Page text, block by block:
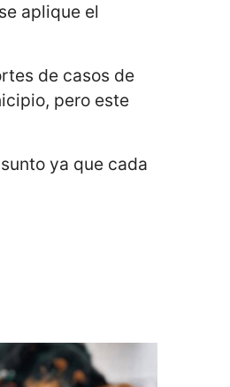
aplique el
de casos de
pero este
ya que cada